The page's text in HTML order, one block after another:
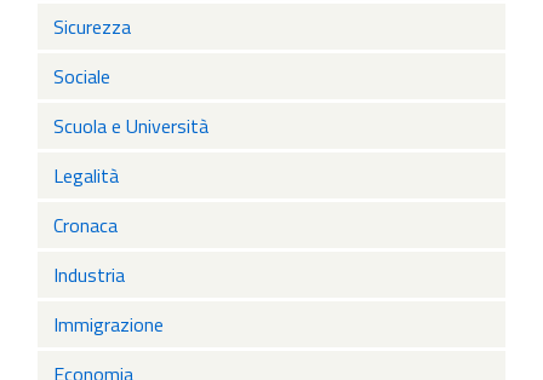
Sicurezza
Sociale
Scuola e Università
Legalità
Cronaca
Industria
Immigrazione
Economia